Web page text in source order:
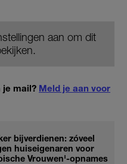
aan om dit
je mail? Meld je aan voor
bijverdienen: zóveel
huiseigenaren voor
Vrouwen'-opnames